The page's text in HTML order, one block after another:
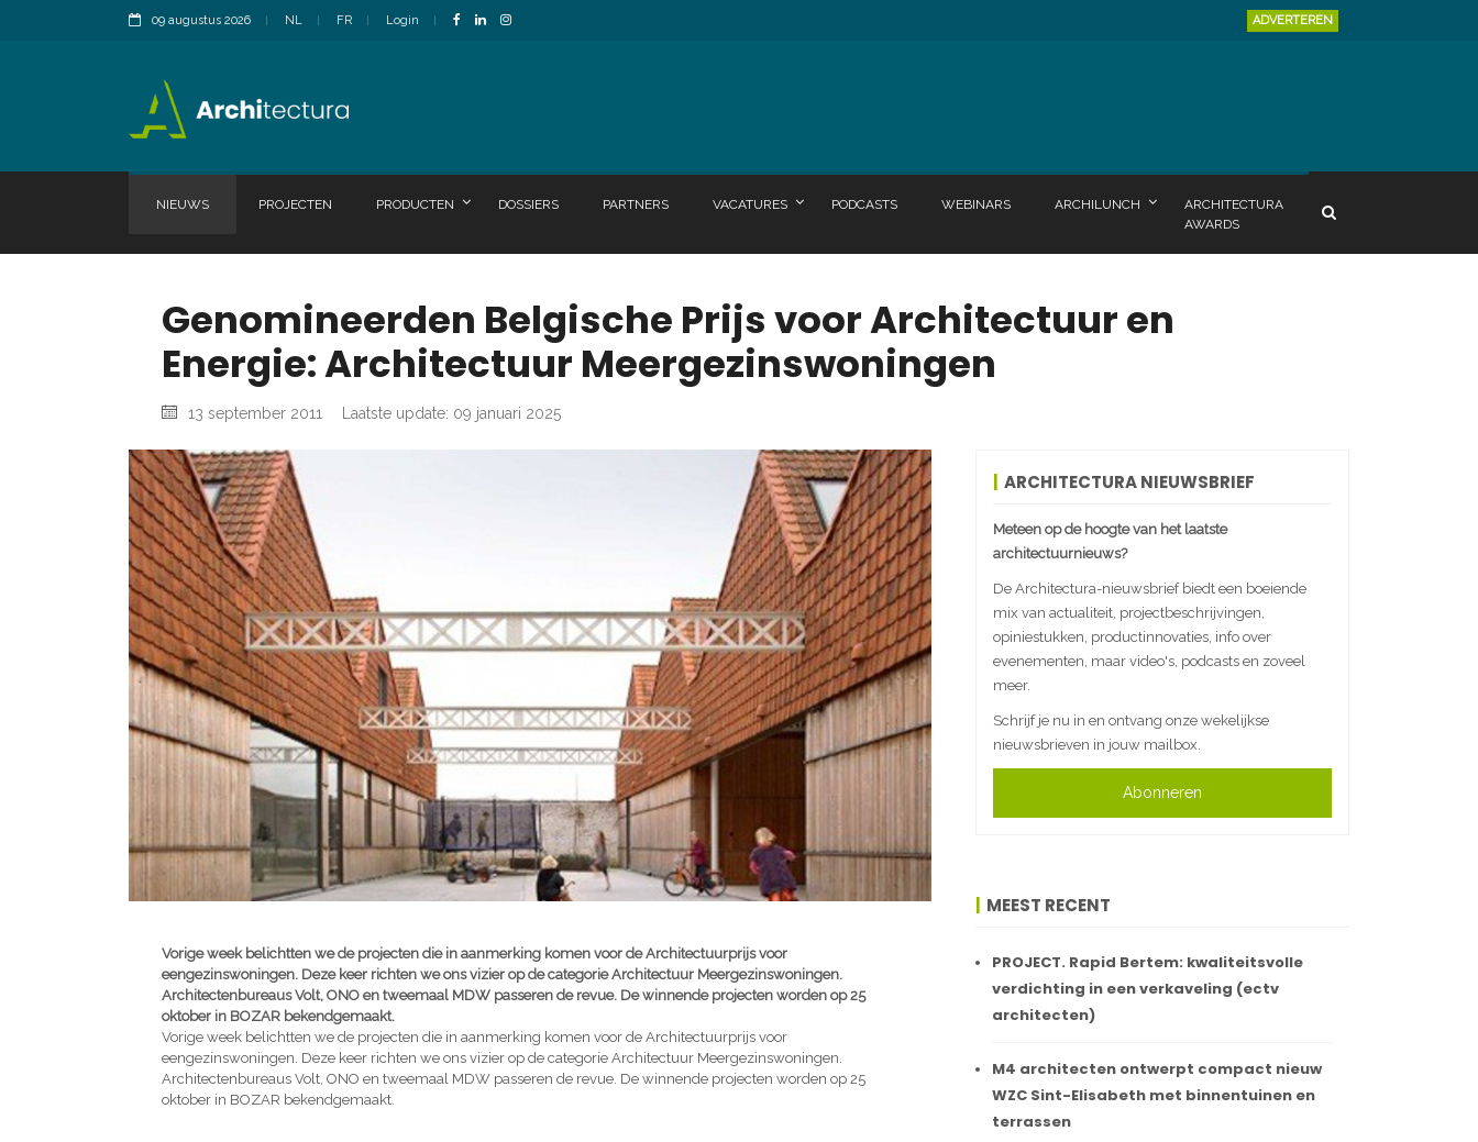
09 augustus 2026 NL FR Login ADVERTEREN
NIEUWS PROJECTEN PRODUCTEN DOSSIERS PARTNERS VACATURES PODCASTS WEBINARS ARCHILUNCH
ARCHITECTURA
AWARDS
Genomineerden Belgische Prijs voor Architectuur en
Energie: Architectuur Meergezinswoningen
13 september 2011 Laatste update: 09 januari 2025
Vorige week belichtten we de projecten die in aanmerking komen voor de Architectuurprijs voor
eengezinswoningen. Deze keer richten we ons vizier op de categorie Architectuur Meergezinswoningen.
Architectenbureaus Volt, ONO en tweemaal MDW passeren de revue. De winnende projecten worden op 25
oktober in BOZAR bekendgemaakt.
Vorige week belichtten we de projecten die in aanmerking komen voor de Architectuurprijs voor
eengezinswoningen. Deze keer richten we ons vizier op de categorie Architectuur Meergezinswoningen.
Architectenbureaus Volt, ONO en tweemaal MDW passeren de revue. De winnende projecten worden op 25
oktober in BOZAR bekendgemaakt.
ARCHITECTURA NIEUWSBRIEF
Meteen op de hoogte van het laatste
architectuurnieuws?
De Architectura-nieuwsbrief biedt een boeiende
mix van actualiteit, projectbeschrijvingen,
opiniestukken, productinnovaties, info over
evenementen, maar video's, podcasts en zoveel
meer.
Schrijf je nu in en ontvang onze wekelijkse
nieuwsbrieven in jouw mailbox.
Abonneren
MEEST RECENT
PROJECT. Rapid Bertem: kwaliteitsvolle
verdichting in een verkaveling (ectv
architecten)
M4 architecten ontwerpt compact nieuw
WZC Sint-Elisabeth met binnentuinen en
terrassen